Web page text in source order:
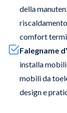
della
comfort
Falegname
installa
mobili da
design e